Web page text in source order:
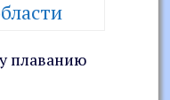
плаванию